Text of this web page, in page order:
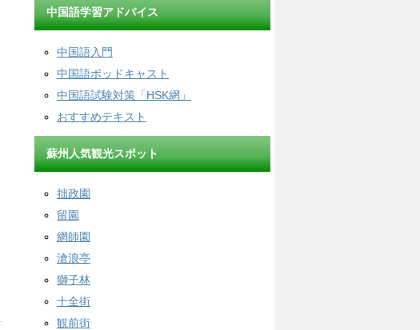
中国語学習アドバイス
中国語入門
中国語ポッドキャスト
中国語試験対策「HSK網」
おすすめテキスト
蘇州人気観光スポット
拙政園
留園
網師園
滄浪亭
獅子林
十全街
観前街